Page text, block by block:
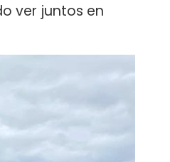
ver juntos en